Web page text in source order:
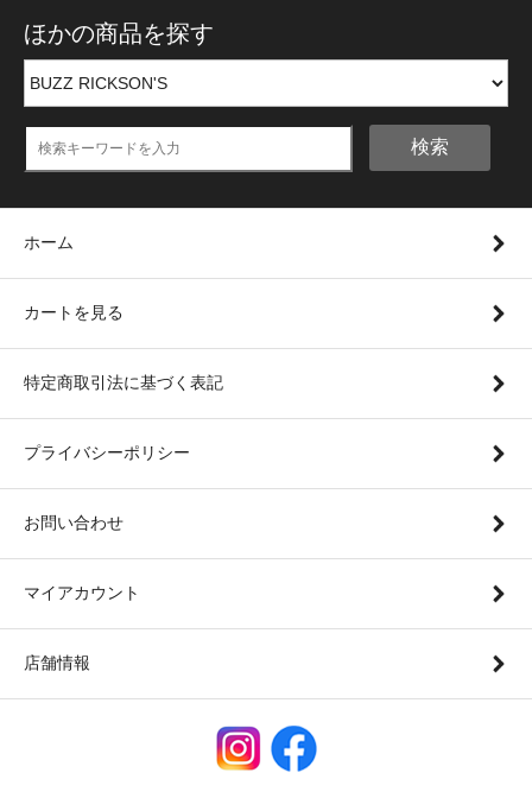
ほかの商品を探す
検索
ホーム
カートを見る
特定商取引法に基づく表記
プライバシーポリシー
お問い合わせ
マイアカウント
店舗情報